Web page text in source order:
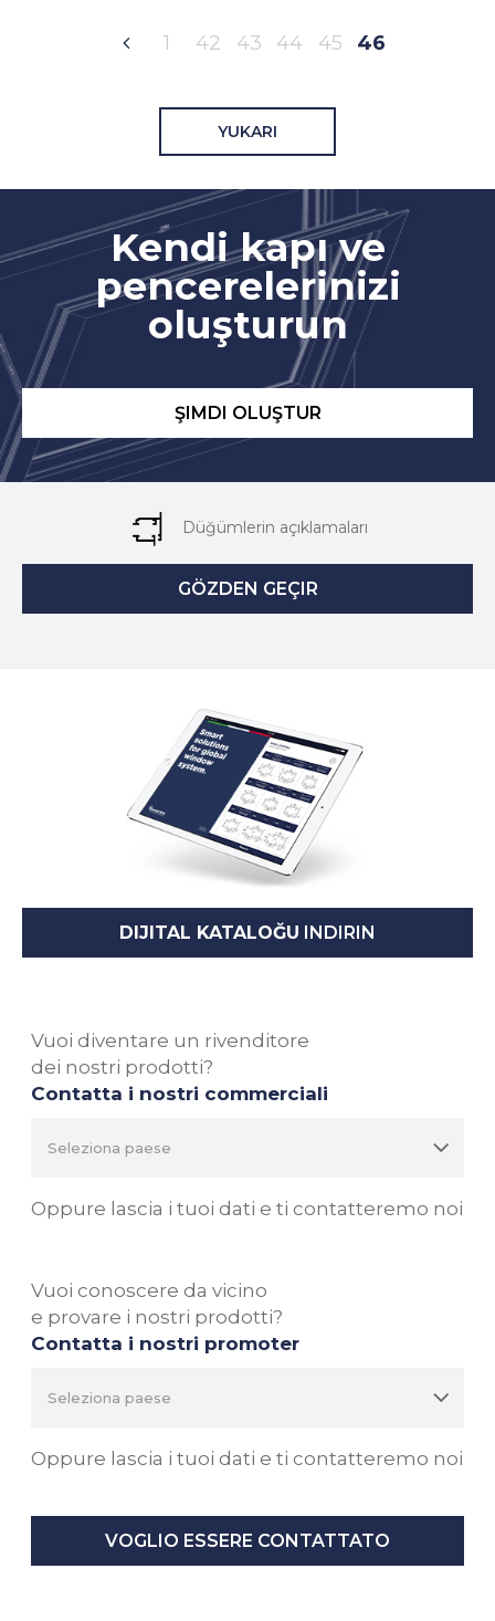
1 42 43 44 45 46
YUKARI
Kendi kapı ve
pencerelerinizi
oluşturun
ŞIMDI OLUŞTUR
Düğümlerin açıklamaları
GÖZDEN GEÇIR
DIJITAL KATALOĞU INDIRIN
Vuoi diventare un rivenditore
dei nostri prodotti?
Contatta i nostri commerciali
Oppure lascia i tuoi dati e ti contatteremo noi
Vuoi conoscere da vicino
e provare i nostri prodotti?
Contatta i nostri promoter
Oppure lascia i tuoi dati e ti contatteremo noi
VOGLIO ESSERE CONTATTATO